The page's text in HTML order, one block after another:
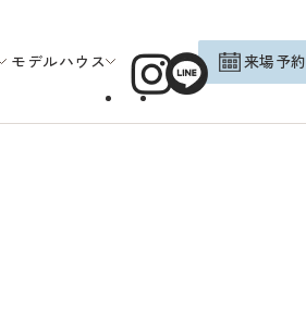
モデルハウス 来場予約